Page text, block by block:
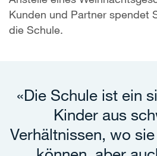
Kunden und Partner spendet
die Schule.
«Die Schule ist ein
Kinder aus
Verhältnissen, wo